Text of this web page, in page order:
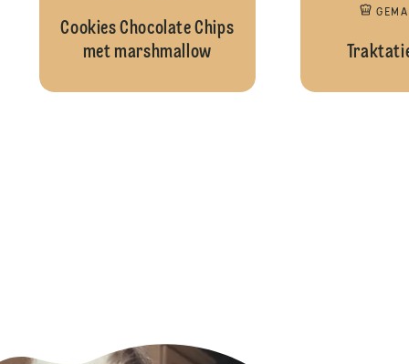
Cookies Chocolate Chips
met marshmallow